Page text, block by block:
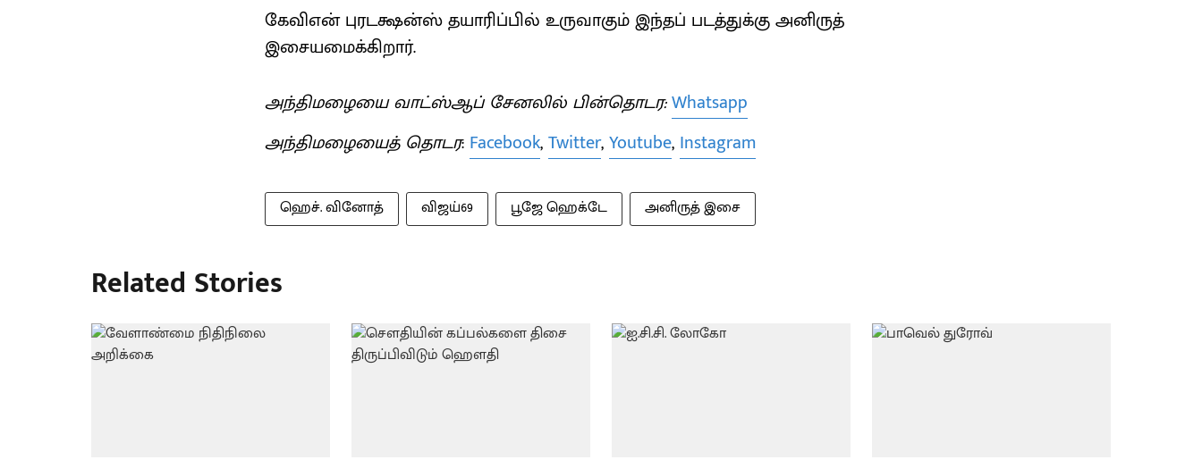
கேவிஎன் புரடக்ஷன்ஸ் தயாரிப்பில் உருவாகும் இந்தப் படத்துக்கு அனிருத்
இசையமைக்கிறார்.
அந்திமழையை வாட்ஸ்ஆப் சேனலில் பின்தொடர:Whatsapp
அந்திமழையைத் தொடர: Facebook,Twitter,Youtube, Instagram
ஹெச். வினோத் விஜய்69 பூஜே ஹெக்டே அனிருத் இசை
Related Stories